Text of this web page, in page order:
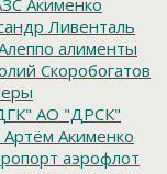
Ливенталь
алименты
Скоробогатов
АО "ДРСК"
Артём Акименко
аэрофлот